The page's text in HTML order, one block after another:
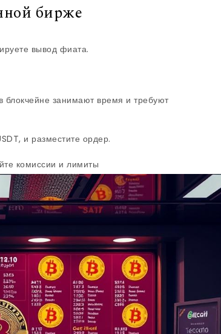
бирже
вывод фиата.
занимают время и требуют
и разместите ордер.
комиссии и лимиты